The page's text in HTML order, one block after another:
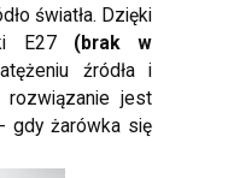
światła. Dzięki
E27 (brak w
źródła i
rozwiązanie jest
gdy żarówka się